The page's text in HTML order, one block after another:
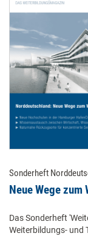
Sonderheft
Neue Wege zum
Das Sonderheft
Weiterbildungs- und